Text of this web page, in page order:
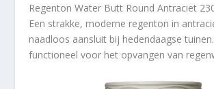
Regenton Water Butt Round Antraciet
Een strakke, moderne regenton in
naadloos aansluit bij hedendaagse
functioneel voor het opvangen van